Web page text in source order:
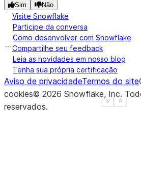
Show
See more
Sim Não
Visite Snowflake
Participe da conversa
Como desenvolver com Snowflake
Compartilhe seu feedback
Leia as novidades em nosso blog
Tenha sua própria certificação
Aviso de privacidadeTermos do site
cookies© 2026 Snowflake, Inc.
reservados.